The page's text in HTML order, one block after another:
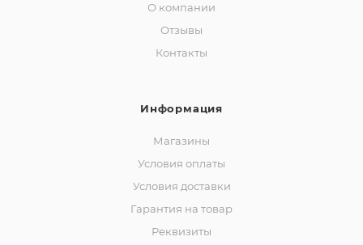
О компании
Отзывы
Контакты
Информация
Магазины
Условия оплаты
Условия доставки
Гарантия на товар
Реквизиты